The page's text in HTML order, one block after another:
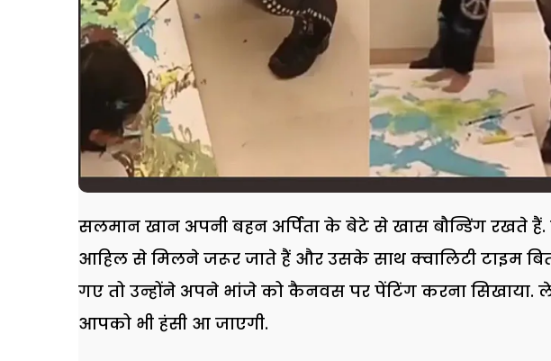
सलमान खान अपनी बहन अर्पिता के बेटे से खास बौन्डिंग रखते
आहिल से मिलने जरूर जाते हैं और उसके साथ क्वालिटी टाइम
गए तो उन्होंने अपने भांजे को कैनवस पर पेंटिंग करना सिखाया.
आपको भी हंसी आ जाएगी.